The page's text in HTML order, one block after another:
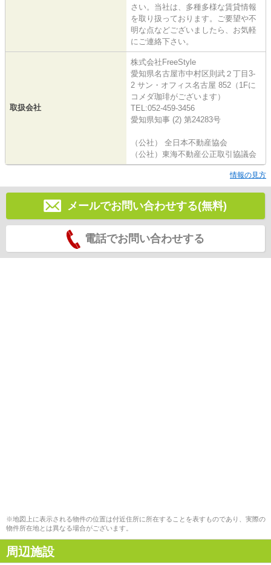
さい。当社は、多種多様な賃貸情報
を取り扱っております。ご要望や不
明な点などございましたら、お気軽
にご連絡下さい。
取扱会社
株式会社FreeStyle
愛知県名古屋市中村区則武２丁目3-
2 サン・オフィス名古屋 852（1Fに
コメダ珈琲がございます）
TEL:052-459-3456
愛知県知事 (2) 第24283号
（公社） 全日本不動産協会
（公社）東海不動産公正取引協議会
情報の見方
メールでお問い合わせする(無料)
電話でお問い合わせする
※地図上に表示される物件の位置は付近住所に所在することを表すものであり、実際の
物件所在地とは異なる場合がございます。
周辺施設